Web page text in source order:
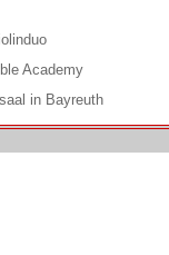
Academy
in Bayreuth